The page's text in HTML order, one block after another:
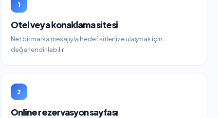
1
Otel veya konaklama sitesi
Net bir marka mesajıyla hedef kitlenize ulaşmak için
değerlendirilebilir.
2
Online rezervasyon sayfası